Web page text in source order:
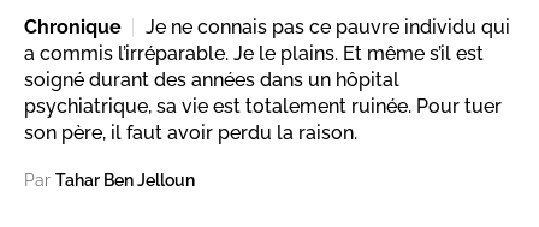
Chronique
Je ne connais pas ce pauvre individu qui
a commis l’irréparable. Je le plains. Et même s’il est
soigné durant des années dans un hôpital
psychiatrique, sa vie est totalement ruinée. Pour tuer
son père, il faut avoir perdu la raison.
Par Tahar Ben Jelloun